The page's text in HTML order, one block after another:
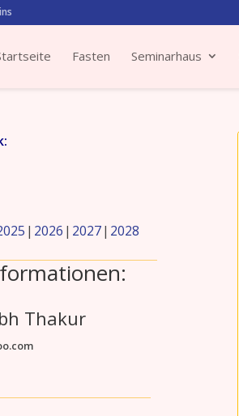
Fasten Seminarhaus
2026 2027 2028
Thakur